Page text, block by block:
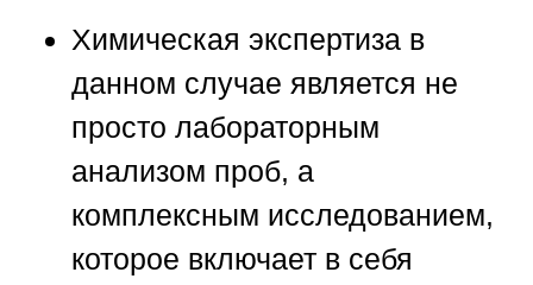
Химическая экспертиза в
данном случае является не
просто лабораторным
анализом проб, а
комплексным исследованием,
которое включает в себя